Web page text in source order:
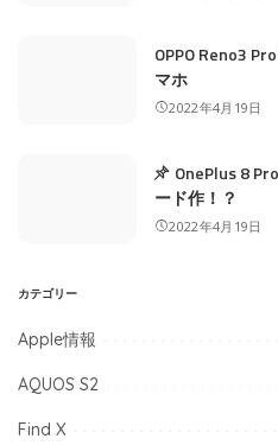
OPPO Reno3
マホ
2022年4月19日
OnePlus 8
ード作！？
2022年4月19日
カテゴリー
Apple情報
AQUOS S2
Find X